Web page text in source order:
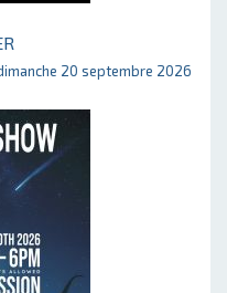
20 septembre 2026